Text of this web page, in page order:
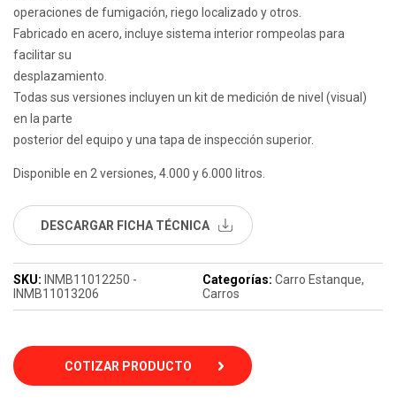
operaciones de fumigación, riego localizado y otros.
Fabricado en acero, incluye sistema interior rompeolas para
facilitar su
desplazamiento.
Todas sus versiones incluyen un kit de medición de nivel (visual)
en la parte
posterior del equipo y una tapa de inspección superior.
Disponible en 2 versiones, 4.000 y 6.000 litros.
DESCARGAR FICHA TÉCNICA
SKU: INMB11012250 -
INMB11013206
Categorías: Carro Estanque,
Carros
COTIZAR PRODUCTO